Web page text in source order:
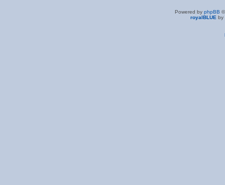
Powered by phpBB
royalBLUE by